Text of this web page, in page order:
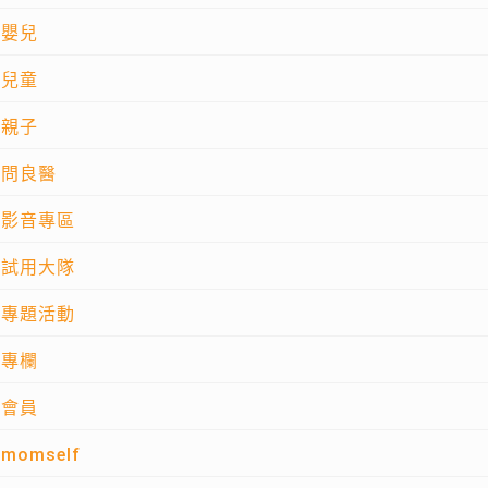
嬰兒
兒童
親子
問良醫
影音專區
試用大隊
專題活動
專欄
會員
momself